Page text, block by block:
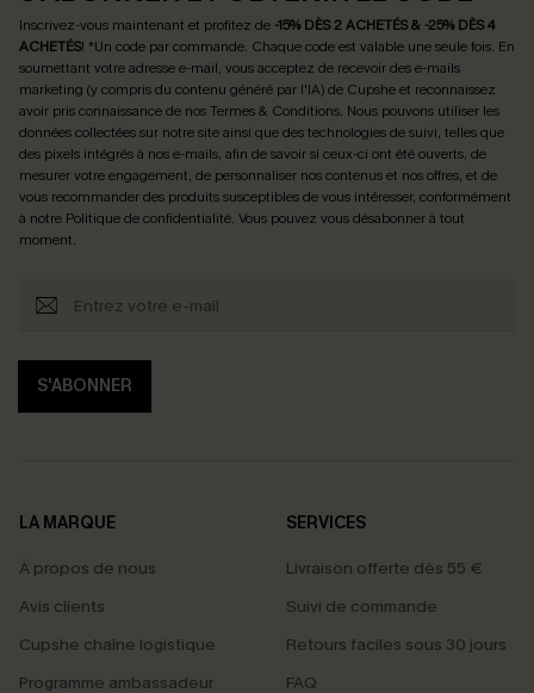
Inscrivez-vous maintenant et profitez de -15% DÈS 2 ACHETÉS & -25% DÈS 4
ACHETÉS! *Un code par commande. Chaque code est valable une seule fois. En
soumettant votre adresse e-mail, vous acceptez de recevoir des e-mails
marketing (y compris du contenu généré par l'IA) de Cupshe et reconnaissez
avoir pris connaissance de nosTermes & Conditions. Nous pouvons utiliser les
données collectées sur notre site ainsi que des technologies de suivi, telles que
des pixels intégrés à nos e-mails, afin de savoir si ceux-ci ont été ouverts, de
mesurer votre engagement, de personnaliser nos contenus et nos offres, et de
vous recommander des produits susceptibles de vous intéresser, conformément
à notre Politique de confidentialité. Vous pouvez vous désabonner à tout
moment.
S'ABONNER
LA MARQUE
À propos de nous
Avis clients
Cupshe chaîne logistique
Programme ambassadeur
SERVICES
Livraison offerte dès 55 €
Suivi de commande
Retours faciles sous 30 jours
FAQ